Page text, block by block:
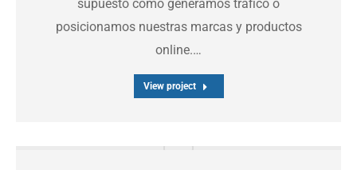
supuesto como generamos tráfico o
posicionamos nuestras marcas y productos
online.…
View project